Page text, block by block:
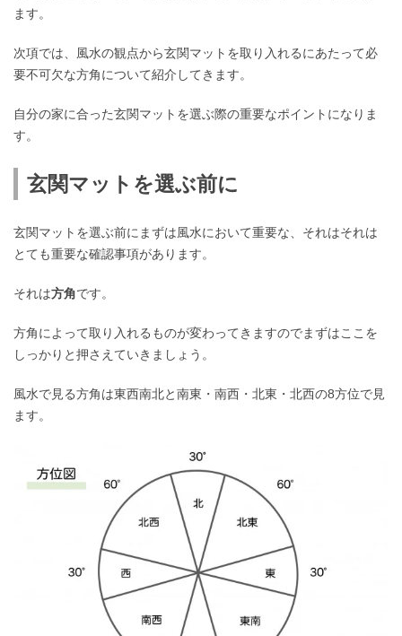
ます。
次項では、風水の観点から玄関マットを取り入れるにあたって必
要不可欠な方角について紹介してきます。
自分の家に合った玄関マットを選ぶ際の重要なポイントになりま
す。
玄関マットを選ぶ前に
玄関マットを選ぶ前にまずは風水において重要な、それはそれは
とても重要な確認事項があります。
それは方角です。
方角によって取り入れるものが変わってきますのでまずはここを
しっかりと押さえていきましょう。
風水で見る方角は東西南北と南東・南西・北東・北西の8方位で見
ます。